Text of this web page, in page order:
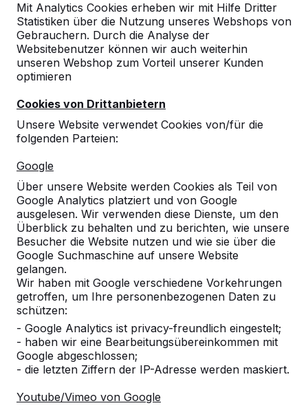
Mit Analytics Cookies erheben wir mit Hilfe Dritter
Statistiken über die Nutzung unseres Webshops von
Gebrauchern. Durch die Analyse der
Websitebenutzer können wir auch weiterhin
unseren Webshop zum Vorteil unserer Kunden
optimieren
Cookies von Drittanbietern
Unsere Website verwendet Cookies von/für die
folgenden Parteien:
Google
Über unsere Website werden Cookies als Teil von
Google Analytics platziert und von Google
ausgelesen. Wir verwenden diese Dienste, um den
Überblick zu behalten und zu berichten, wie unsere
Besucher die Website nutzen und wie sie über die
Google Suchmaschine auf unsere Website
gelangen.
Wir haben mit Google verschiedene Vorkehrungen
getroffen, um Ihre personenbezogenen Daten zu
schützen:
- Google Analytics ist privacy-freundlich eingestelt;
- haben wir eine Bearbeitungsübereinkommen mit
Google abgeschlossen;
- die letzten Ziffern der IP-Adresse werden maskiert.
Youtube/Vimeo von Google
Referenzen
Unsere Produkte finden Sie in ganz Europa
und darüber hinaus. Sehen Sie hier, wo Sie
ein HeBlad-Produkt in Ihrer Nähe finden.
Produkt
Alles anzeigen
Kategorie
Alles anzeigen
Ort oder Postleitzahl suchen